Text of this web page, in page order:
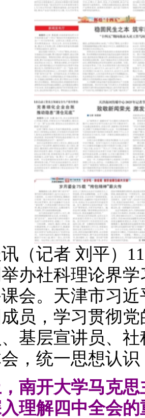
记者 刘平）11
办社科理论界
会。天津市习
员，学习贯彻
基层宣讲员、
，统一思想认
南开大学马克
理解四中全会